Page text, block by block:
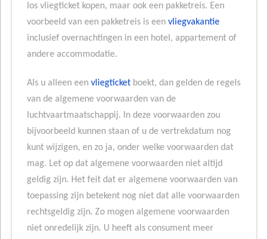
los vliegticket kopen, maar ook een pakketreis. Een
voorbeeld van een pakketreis is een vliegvakantie
inclusief overnachtingen in een hotel, appartement of
andere accommodatie.
Als u alleen een vliegticketboekt, dan gelden de regels
van de algemene voorwaarden van de
luchtvaartmaatschappij. In deze voorwaarden zou
bijvoorbeeld kunnen staan of u de vertrekdatum nog
kunt wijzigen, en zo ja, onder welke voorwaarden dat
mag. Let op dat algemene voorwaarden niet altijd
geldig zijn. Het feit dat er algemene voorwaarden van
toepassing zijn betekent nog niet dat alle voorwaarden
rechtsgeldig zijn. Zo mogen algemene voorwaarden
niet onredelijk zijn. U heeft als consument meer